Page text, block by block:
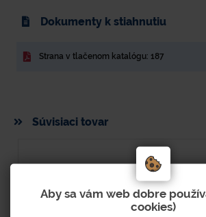
Dokumenty k stiahnutiu
Strana v tlačenom katalógu: 187
Súvisiaci tovar
Aby sa vám web dobre
cookies)